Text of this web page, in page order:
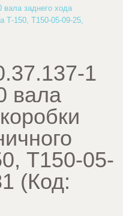
заднего хода
Т-150, Т150-05-09-25,
1
вала
Т150-05-
(Код: